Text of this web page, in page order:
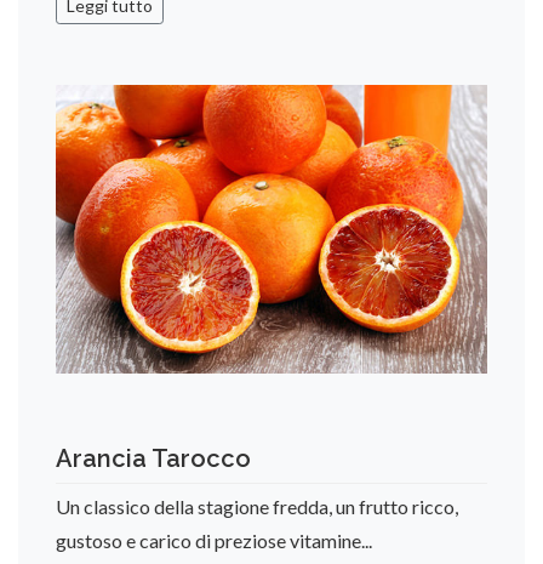
Leggi tutto
Arancia Tarocco
Un classico della stagione fredda, un frutto ricco,
gustoso e carico di preziose vitamine...